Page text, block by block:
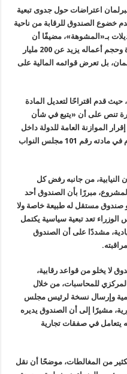
اعتراضات حول جدوى تبعية
خضوع الصندوق للرقابة من ناحية
بـ«المشوهة»، مضيفًا أن
الصندوق الذي انتقلت إليه أصول 13 وزارة وحجم أعماله يزيد عن 200 مليار
بل تعرض قوائمه المالية على
حيث قدم اقتراحًا لتعديل المادة
تنص على أن «يتبع في شأن
الموازنة العامة للدولة داخل
مجلس النواب»، تنفيذًا للدستور الذي يلزم في مادته رقم 101 مجلس النواب
من جانبه رفض كل
مبررًا بأن الصندوق أحد
صندوق مستقل له طبيعة خاصة ولا
الوزراء تعد تبعية سياسية يكتمل
مشددًا على أن الصندوق
لا يخلو من قواعد رقابية،
للمحاسبات، من خلال
وإرسال نسخة لرئيس مجلس
مشيرًا إلى أن الصندوق يديره
يتعامل في صفقات تجارية
من المغالطات، موضحًا أن نقل